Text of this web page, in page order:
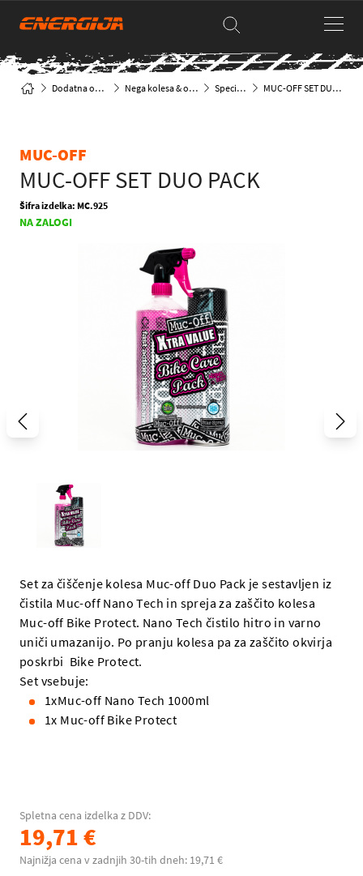
Dodatna oprema Nega kolesa & opreme Specialno MUC-OFF SET DUO PACK
MUC-OFF
MUC-OFF SET DUO PACK
Šifra izdelka: MC.925
NA ZALOGI
Set za čiščenje kolesa Muc-off Duo Pack je sestavljen iz
čistila Muc-off Nano Tech in spreja za zaščito kolesa
Muc-off Bike Protect. Nano Tech čistilo hitro in varno
uniči umazanijo. Po pranju kolesa pa za zaščito okvirja
poskrbi Bike Protect.
Set vsebuje:
1xMuc-off Nano Tech 1000ml
1x Muc-off Bike Protect
Spletna cena izdelka z DDV:
19,71 €
Najnižja cena v zadnjih 30-tih dneh: 19,71 €